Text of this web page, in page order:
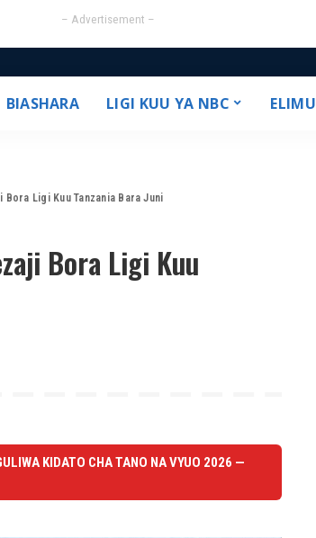
– Advertisement –
BIASHARA LIGI KUU YA NBC ELIMU
Bora Ligi Kuu Tanzania Bara Juni
Bora Ligi Kuu
KIDATO CHA TANO NA VYUO 2026 —